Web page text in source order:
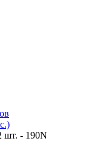
шт. - 190N